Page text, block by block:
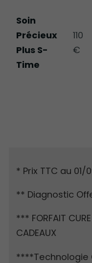
Soin
Précieux
Plus S-
Time
110
€
* Prix TTC au 01/
** Diagnostic
*** FORFAIT
CADEAUX